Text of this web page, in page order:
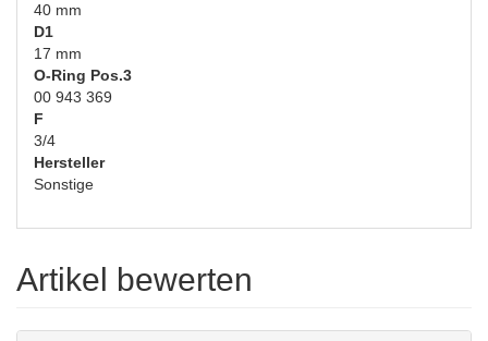
40 mm
D1
17 mm
O-Ring Pos.3
00 943 369
F
3/4
Hersteller
Sonstige
Artikel bewerten